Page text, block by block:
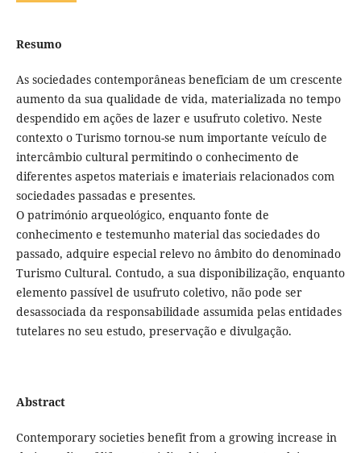
Resumo
As sociedades contemporâneas beneficiam de um crescente
aumento da sua qualidade de vida, materializada no tempo
despendido em ações de lazer e usufruto coletivo. Neste
contexto o Turismo tornou-se num importante veículo de
intercâmbio cultural permitindo o conhecimento de
diferentes aspetos materiais e imateriais relacionados com
sociedades passadas e presentes.
O património arqueológico, enquanto fonte de
conhecimento e testemunho material das sociedades do
passado, adquire especial relevo no âmbito do denominado
Turismo Cultural. Contudo, a sua disponibilização, enquanto
elemento passível de usufruto coletivo, não pode ser
desassociada da responsabilidade assumida pelas entidades
tutelares no seu estudo, preservação e divulgação.
Abstract
Contemporary societies benefit from a growing increase in